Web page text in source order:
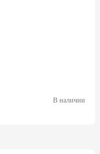
В наличии